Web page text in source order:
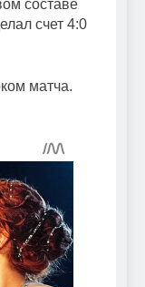
составе
счет 4:0
матча.